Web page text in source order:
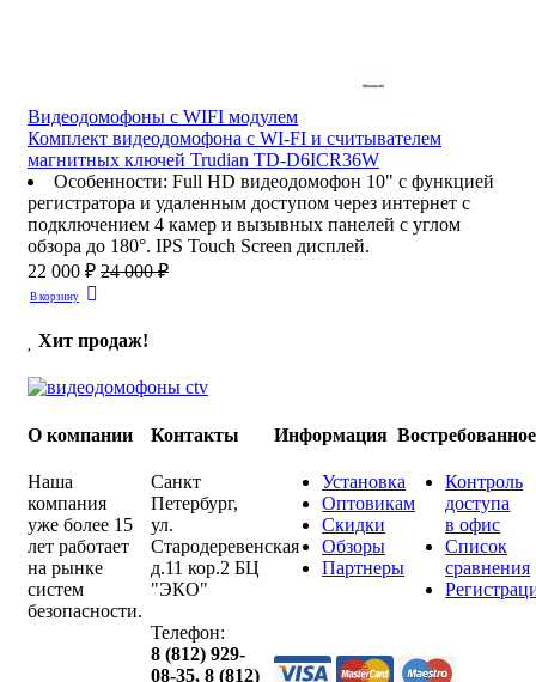
Видеодомофоны c WIFI модулем
Комплект видеодомофона с WI-FI и считывателем
магнитных ключей Trudian TD-D6ICR36W
Особенности: Full HD видеодомофон 10" с функцией
регистратора и удаленным доступом через интернет с
подключением 4 камер и вызывных панелей с углом
обзора до 180°. IPS Touch Screen дисплей.
22 000 ₽ 24 000 ₽
В корзину
Хит продаж!
О компании
Наша
компания
уже более 15
лет работает
на рынке
систем
безопасности.
Контакты
Санкт
Петербург,
ул.
Стародеревенская
д.11 кор.2 БЦ
"ЭКО"
Телефон:
8 (812) 929-
08-35,8 (812)
Информация
Установка
Оптовикам
Скидки
Обзоры
Партнеры
Востребованное
Контроль
доступа
в офис
Список
сравнения